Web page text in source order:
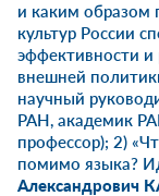
и каким образом
культур России
эффективности и
внешней
научный
РАН, академик
профессор); 2)
помимо языка?
Александрович